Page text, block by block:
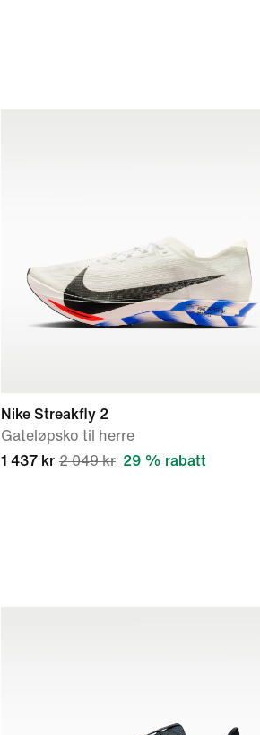
Nike Streakfly 2
Gateløpsko til herre
1 437 kr 2 049 kr 29 % rabatt